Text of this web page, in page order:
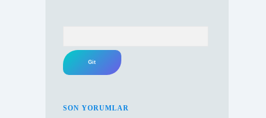
SON YORUMLAR